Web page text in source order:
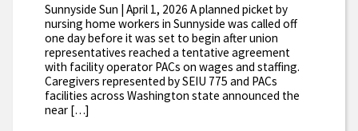
Sunnyside Sun | April 1, 2026 A planned picket by
nursing home workers in Sunnyside was called off
one day before it was set to begin after union
representatives reached a tentative agreement
with facility operator PACs on wages and staffing.
Caregivers represented by SEIU 775 and PACs
facilities across Washington state announced the
near […]